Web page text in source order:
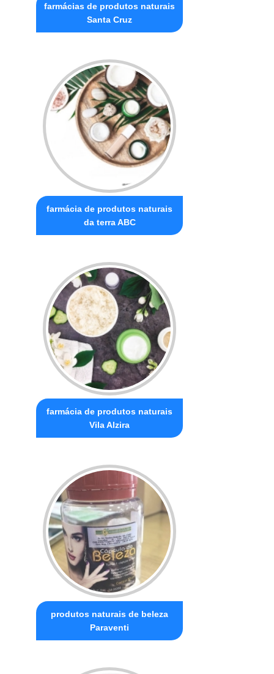
farmácias de produtos naturais
Santa Cruz
farmácia de produtos naturais
da terra ABC
farmácia de produtos naturais
Vila Alzira
produtos naturais de beleza
Paraventi